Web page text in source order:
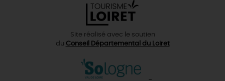
Site réalisé avec le soutien
du Conseil Départemental du Loiret